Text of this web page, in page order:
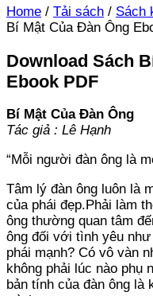
Home / Tải sách / Sách
Bí Mật Của Đàn Ông
Download Sách
Ebook PDF
Bí Mật Của Đàn Ông
Tác giả : Lê Hạnh
“Mỗi người đàn ông là
Tâm lý đàn ông luôn là
của phái đẹp.Phải làm
ông thường quan tâm
ông đối với tình yêu
phái mạnh? Có vô vàn
không phải lúc nào phụ
bản tính của đàn ông là